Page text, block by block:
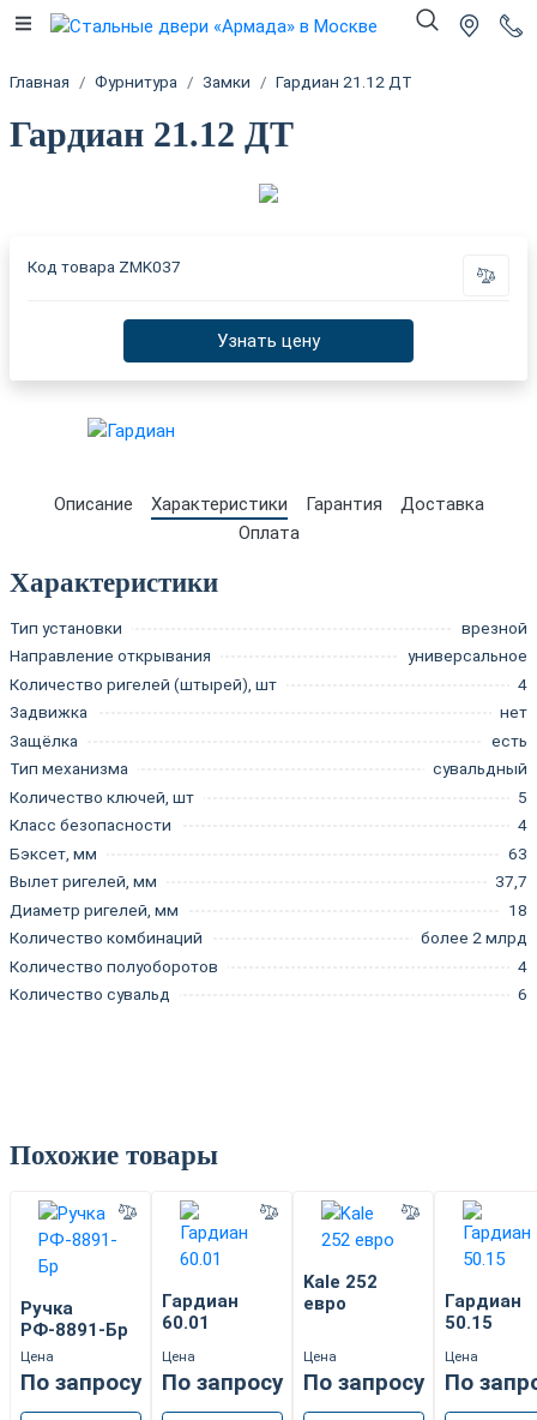
Главная Фурнитура Замки Гардиан 21.12 ДТ
Гардиан 21.12 ДТ
Описание Характеристики Гарантия
Доставка
Оплата
Характеристики
Тип установки
врезной
Направление открывания
универсальное
Количество ригелей (штырей), шт
4
Задвижка
нет
Защёлка
есть
Тип механизма
сувальдный
Количество ключей, шт
5
Класс безопасности
4
Бэксет, мм
63
Вылет ригелей, мм
37,7
Диаметр ригелей, мм
18
Количество комбинаций
более 2 млрд
Количество полуоборотов
4
Количество сувальд
6
Код товара ZMK037
Узнать цену
Похожие товары
Ручка
РФ-8891-Бр
Цена
По запросу
Гардиан
60.01
Цена
По запросу
Kale 252
евро
Цена
По запросу
Гардиан
50.15
Цена
По